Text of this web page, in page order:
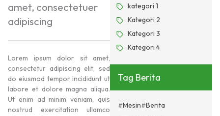
amet, consectetuer
adipiscing
Lorem ipsum dolor sit amet,
consectetur adipiscing elit, sed
do eiusmod tempor incididunt ut
labore et dolore magna aliqua.
Ut enim ad minim veniam, quis
nostrud exercitation ullamco
kategori 1
Kategori 2
Kategori 3
Kategori 4
Tag Berita
Mesin
Berita